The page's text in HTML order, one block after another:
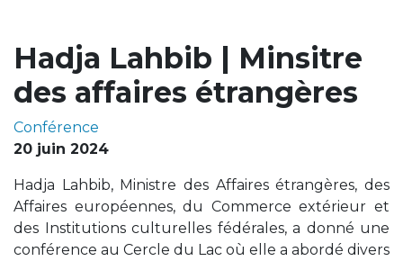
Hadja Lahbib | Minsitre
des affaires étrangères
Conférence
20 juin 2024
Hadja Lahbib, Ministre des Affaires étrangères, des
Affaires européennes, du Commerce extérieur et
des Institutions culturelles fédérales, a donné une
conférence au Cercle du Lac où elle a abordé divers